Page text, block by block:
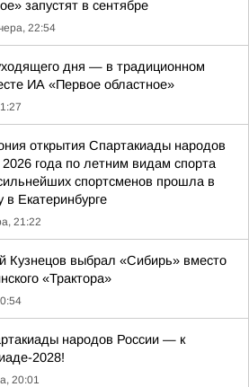
запустят в сентябре
22:54
дня — в традиционном
ИА «Первое областное»
открытия Спартакиады народов
2026 года по летним видам спорта
спортсменов прошла в
в Екатеринбурге
21:22
Кузнецов выбрал «Сибирь» вместо
«Трактора»
народов России — к
2028!
20:01